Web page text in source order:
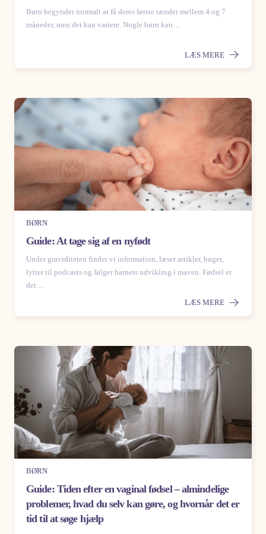
Børn begynder normalt at få deres første tænder mellem 4 og 7
måneder, men det kan variere. Nogle børn kan…
LÆS MERE
BØRN
Guide: At tage sig af en nyfødt
Under graviditeten finder vi information, læser artikler, bøger,
lytter til podcasts og følger barnets udvikling i maven. Fødsel er
det…
LÆS MERE
BØRN
Guide: Tiden efter en vaginal fødsel – almindelige
problemer, hvad du selv kan gøre, og hvornår det er
tid til at søge hjælp